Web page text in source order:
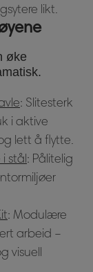
likt.
øke
: Slitesterk
i aktive
lett å flytte.
stål: Pålitelig
: Modulære
arbeid –
visuell